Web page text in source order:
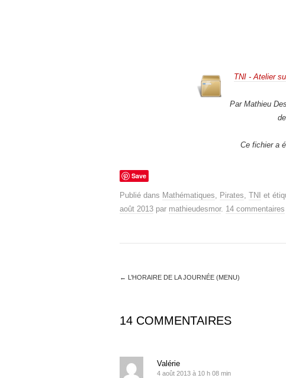
TNI - Atelier
Par Mathieu
Ce fichier a
Save
Publié dans Mathématiques, Pirates, TNI et
août 2013 par mathieudesmor. 14 commentaires
← L’HORAIRE DE LA JOURNÉE (MENU)
14 COMMENTAIRES
Valérie
4 août 2013 à 10 h 08 min